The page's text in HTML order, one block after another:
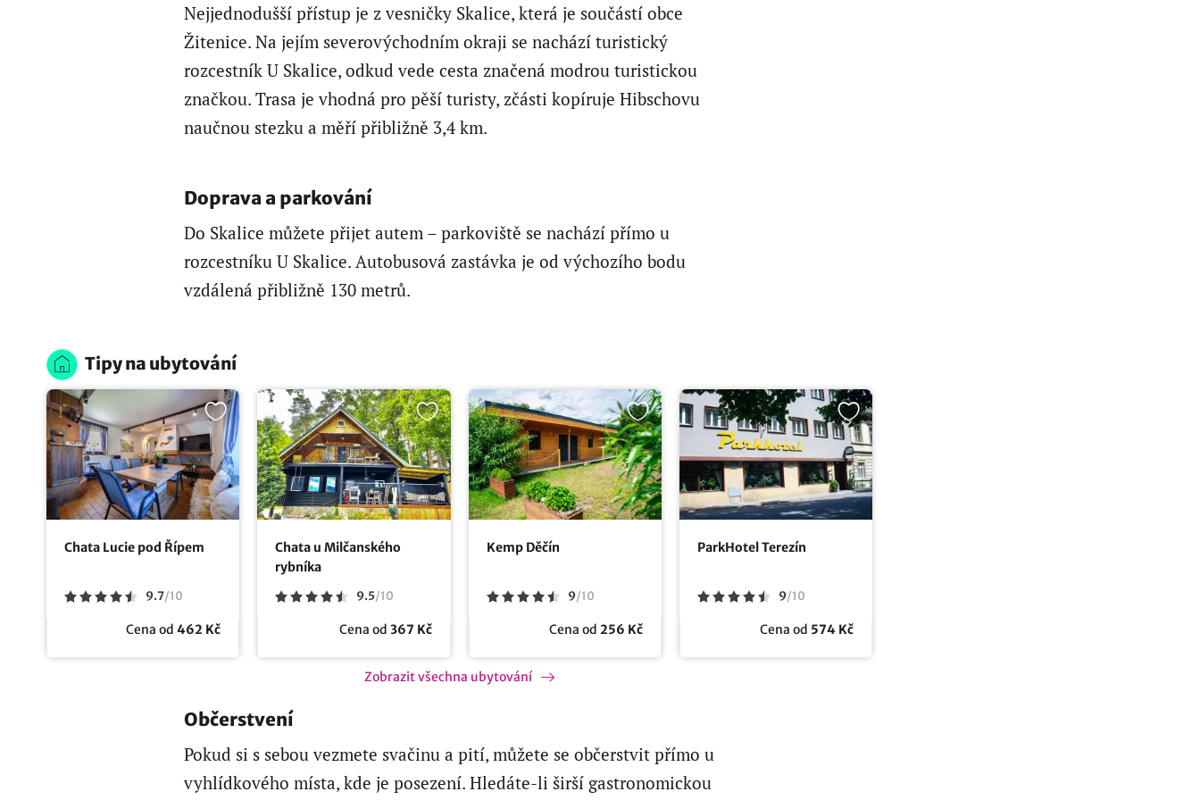
Nejjednodušší přístup je z vesničky Skalice, která je součástí obce
Žitenice. Na jejím severovýchodním okraji se nachází turistický
rozcestník U Skalice, odkud vede cesta značená modrou turistickou
značkou. Trasa je vhodná pro pěší turisty, zčásti kopíruje Hibschovu
naučnou stezku a měří přibližně 3,4 km.
Doprava a parkování
Do Skalice můžete přijet autem – parkoviště se nachází přímo u
rozcestníku U Skalice. Autobusová zastávka je od výchozího bodu
vzdálená přibližně 130 metrů.
Tipy na ubytování
Chata Lucie pod Řípem
9.7/10
Cena od462 Kč
Chata u Milčanského
rybníka
9.5/10
Cena od 367 Kč
Kemp Děčín
9/10
Cena od 256 Kč
ParkHotel Terezín
9/10
Cena od 574 Kč
Zobrazit všechna ubytování
Občerstvení
Pokud si s sebou vezmete svačinu a pití, můžete se občerstvit přímo u
vyhlídkového místa, kde je posezení. Hledáte-li širší gastronomickou